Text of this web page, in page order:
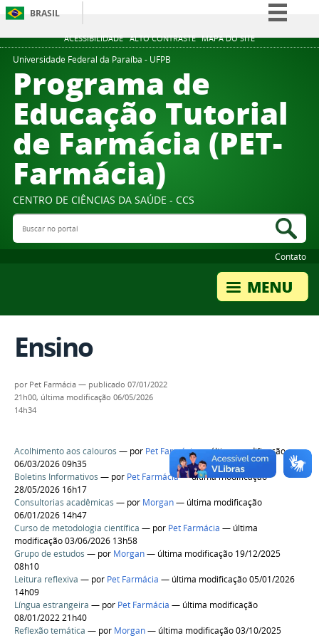
ACESSIBILIDADE ALTO CONTRASTE MAPA DO SITE
BRASIL
Simplifique!
Participe
Acesso à informação
Legislação
Canais
Universidade Federal da Paraíba - UFPB
Programa de
Educação Tutorial
de Farmácia (PET-
Farmácia)
CENTRO DE CIÊNCIAS DA SAÚDE - CCS
Buscar no portal
Contato
Ensino
por Pet Farmácia — publicado 07/01/2022
21h00, última modificação 06/05/2026
14h34
Acolhimento aos calouros ​ — por Pet Farmácia— última modificação
06/03/2026 09h35
Boletins Informativos — por Pet Farmácia— última modificação
28/05/2026 16h17
Consultorias acadêmicas — por Morgan— última modificação
06/01/2026 14h47
Curso de metodologia científica — por Pet Farmácia — última
modificação 03/06/2026 13h58
Grupo de estudos — por Morgan— última modificação 19/12/2025
08h10
Leitura reflexiva — por Pet Farmácia — última modificação 05/01/2026
14h09
Língua estrangeira — por Pet Farmácia — última modificação
08/01/2022 21h40
Reflexão temática — por Morgan— última modificação 03/10/2025